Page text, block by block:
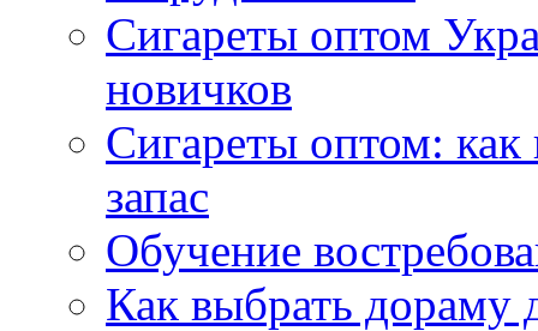
Сигареты оптом
новичков
Сигареты оптом:
запас
Обучение
Как выбрать дораму